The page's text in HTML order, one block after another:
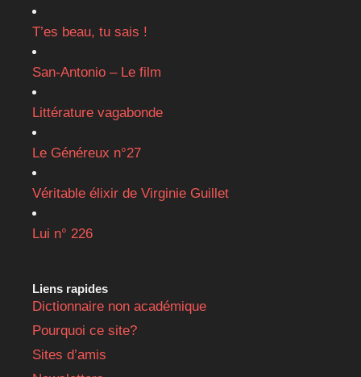
T’es beau, tu sais !
San-Antonio – Le film
Littérature vagabonde
Le Généreux n°27
Véritable élixir de Virginie Guillet
Lui n° 226
Liens rapides
Dictionnaire non académique
Pourquoi ce site?
Sites d’amis